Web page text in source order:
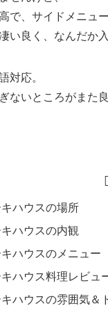
で、サイドメニュー
い良く、なんだか入
対応。
ないところがまた良
ハウスの場所
ハウスの内観
ハウスのメニュー
ハウス料理レビュ
ハウスの雰囲気＆